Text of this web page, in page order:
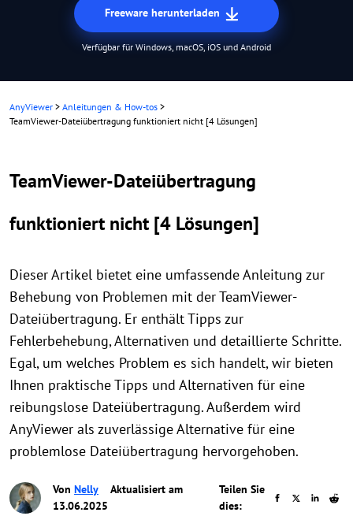
Freeware herunterladen
Verfügbar für Windows, macOS, iOS und Android
AnyViewer > Anleitungen & How-tos >
TeamViewer-Dateiübertragung funktioniert nicht [4 Lösungen]
TeamViewer-Dateiübertragung
funktioniert nicht [4 Lösungen]
Dieser Artikel bietet eine umfassende Anleitung zur
Behebung von Problemen mit der TeamViewer-
Dateiübertragung. Er enthält Tipps zur
Fehlerbehebung, Alternativen und detaillierte Schritte.
Egal, um welches Problem es sich handelt, wir bieten
Ihnen praktische Tipps und Alternativen für eine
reibungslose Dateiübertragung. Außerdem wird
AnyViewer als zuverlässige Alternative für eine
problemlose Dateiübertragung hervorgehoben.
Von Nelly
Aktualisiert am
13.06.2025
Teilen Sie
dies: